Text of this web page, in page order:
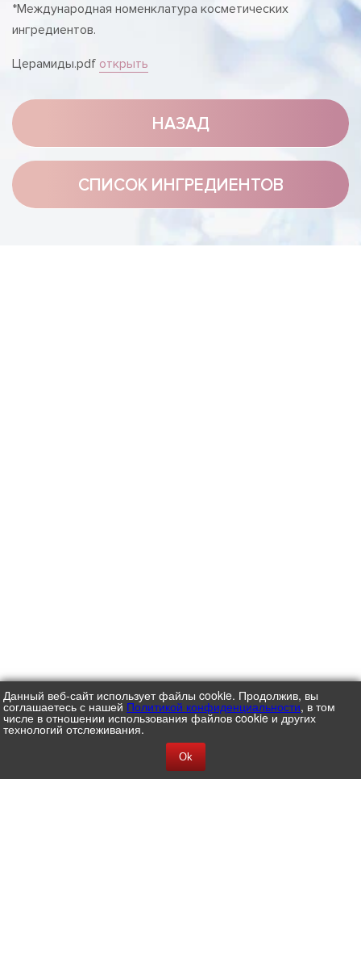
*Международная номенклатура косметических
ингредиентов.
Церамиды.pdf открыть
НАЗАД
СПИСОК ИНГРЕДИЕНТОВ
Данный веб-сайт использует файлы cookie. Продолжив, вы
соглашаетесь с нашей Политикой конфиденциальности, в том
числе в отношении использования файлов cookie и других
технологий отслеживания.
Ok